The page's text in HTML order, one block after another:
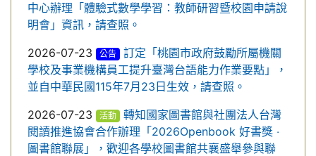
中心辦理「體驗式數學學習：教師研習暨校園申請說
明會」資訊，請查照。
2026-07-23
公告
訂定「桃園市政府鼓勵所屬機關
學校及事業機構員工提升臺灣台語能力作業要點」，
並自中華民國115年7月23日生效，請查照。
2026-07-23
活動
轉知國家圖書館與社團法人台灣
閱讀推進協會合作辦理「2026Openbook 好書獎 ‧
圖書館聯展」，歡迎各學校圖書館共襄盛舉參與聯